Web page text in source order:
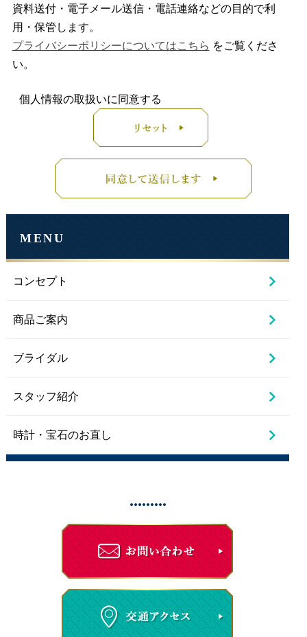
資料送付・電子メール送信・電話連絡などの目的で利
用・保管します。
プライバシーポリシーについてはこちら をご覧くださ
い。
個人情報の取扱いに同意する
MENU
コンセプト
商品ご案内
ブライダル
スタッフ紹介
時計・宝石のお直し